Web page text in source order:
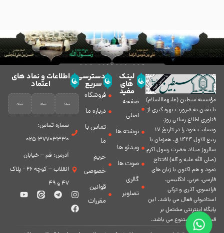
مؤسسه سبطين (عليهماالسلام)
با يقين به ضرورت بهره گیرى از
فناورى اطلاع رسانى روز،
وبسایت خود را در تاريخ 17
ربيع الاول 1424 ق. همزمان با
سالروز ميلاد حضرت رسول اكرم
(صلی الله علیه و آله) افتتاح
نمود و هم اكنون با زبان های
فارسی، عربى، انگلیسی،
فرانسوی، آذری و ترکی
استانبولی فعال مى باشد. اين
پايگاه اينترنتى مشتمل بر
قسمت هاى متنوع مى باشد.
لینک
های
مفید
صفحه
اصلی
نوشته ها
ویدئو ها
صوت ها
گالری
تصاویر
دسترسی
سریع
فروشگاه
درباره ما
تماس با
ما
حریم
خصوصی
قوانین
مقررات
اطلاعات و نماد های
اعتماد
شماره تماس:
37703330-025
آدرس: قم – خیابان
انقلاب – کوچه 26 - پلاک
47 و 49